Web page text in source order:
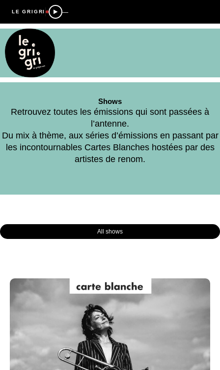
LE GRIGRI —
Shows
Retrouvez toutes les émissions qui sont passées à
l’antenne.
Du mix à thème, aux séries d’émissions en passant par
les incontournables Cartes Blanches hostées par des
artistes de renom.
All shows